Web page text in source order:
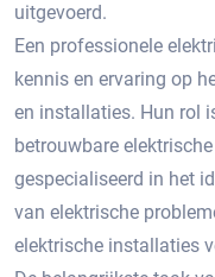
uitgevoerd.​
Een professionele
kennis en ervaring op
en installaties.​ Hun rol
betrouwbare
gespecialiseerd in het
van elektrische
elektrische installaties